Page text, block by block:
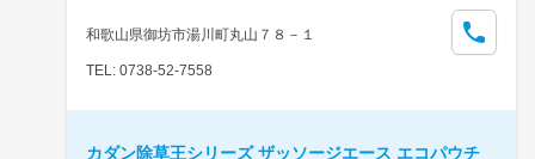
和歌山県御坊市湯川町丸山７８－１
TEL: 0738-52-7558
カダン除草王シリーズ ザッソージエース エコパウチ